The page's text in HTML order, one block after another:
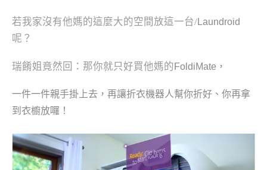
若我家沒有他媽的這麼大的空間放這一台/Laundroid
呢？
瑞餚姐竟然回：那你就只好買他媽的 FoldiMate，
一件一件親手掛上去，再讓折衣機器人幫你折好、你再拿
到衣櫥放囉！